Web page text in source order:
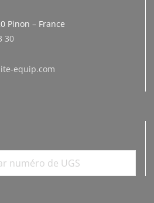
Pinon – France
30
equip.com